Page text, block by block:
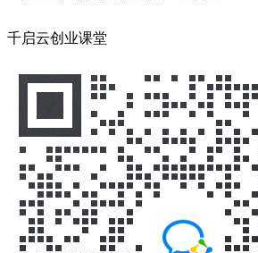
千启云创业课堂